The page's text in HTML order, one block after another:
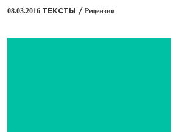
08.03.2016 ТЕКСТЫ / Рецензии